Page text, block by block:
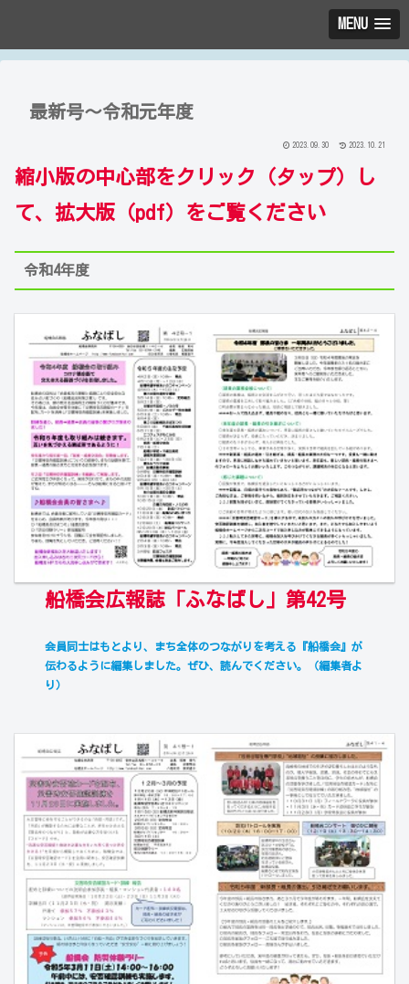
MENU
最新号～令和元年度
2023.09.30 2023.10.21
縮小版の中心部をクリック（タップ）し
て、拡大版（pdf）をご覧ください
令和4年度
船橋会広報誌「ふなばし」第42号
会員同士はもとより、まち全体のつながりを考える『船橋会』が
伝わるように編集しました。ぜひ、読んでください。（編集者よ
り ）